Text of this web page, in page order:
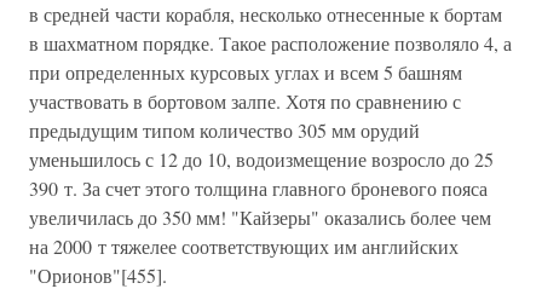
в средней части корабля, несколько отнесенные к бортам
в шахматном порядке. Такое расположение позволяло 4, а
при определенных курсовых углах и всем 5 башням
участвовать в бортовом залпе. Хотя по сравнению с
предыдущим типом количество 305 мм орудий
уменьшилось с 12 до 10, водоизмещение возросло до 25
390 т. За счет этого толщина главного броневого пояса
увеличилась до 350 мм! "Кайзеры" оказались более чем
на 2000 т тяжелее соответствующих им английских
"Орионов"[455].